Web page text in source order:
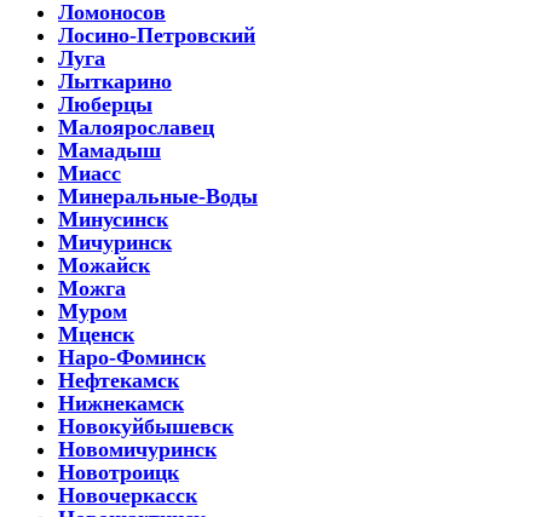
Ломоносов
Лосино-Петровский
Луга
Лыткарино
Люберцы
Малоярославец
Мамадыш
Миасс
Минеральные-Воды
Минусинск
Мичуринск
Можайск
Можга
Муром
Мценск
Наро-Фоминск
Нефтекамск
Нижнекамск
Новокуйбышевск
Новомичуринск
Новотроицк
Новочеркасск